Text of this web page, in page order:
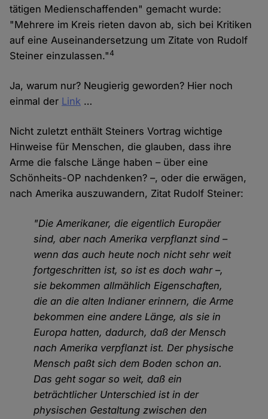
tätigen Medienschaffenden" gemacht wurde:
"Mehrere im Kreis rieten davon ab, sich bei Kritiken
auf eine Auseinandersetzung um Zitate von Rudolf
Steiner einzulassen."4
Ja, warum nur? Neugierig geworden? Hier noch
einmal der Link …
Nicht zuletzt enthält Steiners Vortrag wichtige
Hinweise für Menschen, die glauben, dass ihre
Arme die falsche Länge haben – über eine
Schönheits-OP nachdenken? –, oder die erwägen,
nach Amerika auszuwandern, Zitat Rudolf Steiner:
"Die Amerikaner, die eigentlich Europäer
sind, aber nach Amerika verpflanzt sind–
wenn das auch heute noch nicht sehr weit
fortgeschritten ist, so ist es doch wahr–,
sie bekommen allmählich Eigenschaften,
die an die alten Indianer erinnern, die Arme
bekommen eine andere Länge, als sie in
Europa hatten, dadurch, daß der Mensch
nach Amerika verpflanzt ist. Der physische
Mensch paßt sich dem Boden schon an.
Das geht sogar so weit, daß ein
beträchtlicher Unterschied ist in der
physischen Gestaltung zwischen den